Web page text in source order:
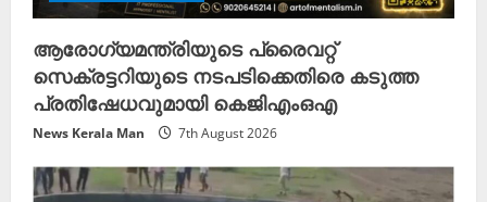
ആരോഗ്യമന്ത്രിയുടെ പ്രൈവറ്റ്
സെക്രട്ടറിയുടെ നടപടിക്കെതിരെ കടുത്ത
പ്രതിഷേധവുമായി കെജിഎംഒഎ
News Kerala Man 7th August 2026